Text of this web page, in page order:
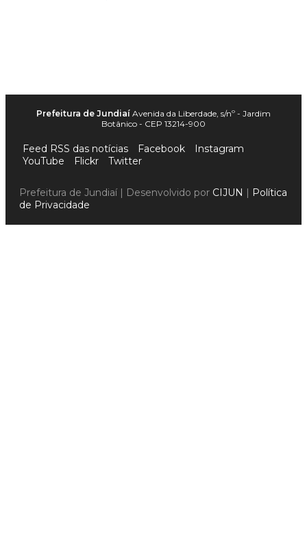
Prefeitura de Jundiaí Avenida da Liberdade, s/nº - Jardim
Botânico - CEP 13214-900
Feed RSS das notícias Facebook
Instagram
YouTube
Flickr Twitter
Prefeitura de Jundiaí | Desenvolvido por CIJUN | Política
de Privacidade